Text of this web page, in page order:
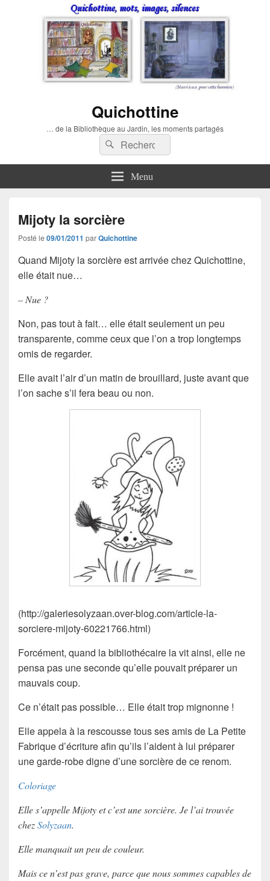
Quichottine
… de la Bibliothèque au Jardin, les moments partagés
Recherche :
Rechercher
Menu
Mijoty la sorcière
Posté le 09/01/2011 parQuichottine
Quand Mijoty la sorcière est arrivée chez Quichottine,
elle était nue…
– Nue ?
Non, pas tout à fait… elle était seulement un peu
transparente, comme ceux que l’on a trop longtemps
omis de regarder.
Elle avait l’air d’un matin de brouillard, juste avant que
l’on sache s’il fera beau ou non.
(http://galeriesolyzaan.over-blog.com/article-la-
sorciere-mijoty-60221766.html)
Forcément, quand la bibliothécaire la vit ainsi, elle ne
pensa pas une seconde qu’elle pouvait préparer un
mauvais coup.
Ce n’était pas possible… Elle était trop mignonne !
Elle appela à la rescousse tous ses amis de La Petite
Fabrique d’écriture afin qu’ils l’aident à lui préparer
une garde-robe digne d’une sorcière de ce renom.
Coloriage
Elle s’appelle Mijoty et c’est une sorcière. Je l’ai trouvée
chezSolyzaan.
Elle manquait un peu de couleur.
Mais ce n’est pas grave, parce que nous sommes capables de